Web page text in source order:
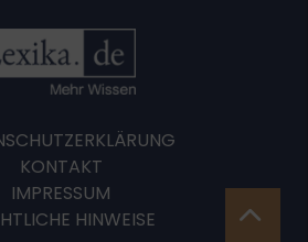
KONTAKT
IMPRESSUM
HINWEISE